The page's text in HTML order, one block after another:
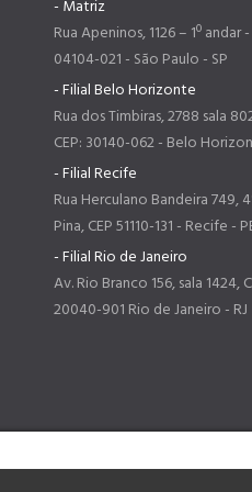
- Matriz
Rua Apeninos, 1126 – 1º andar
04104-021 - São Paulo - SP
- Filial Belo Horizonte
Rua dos Timbiras, 2788 sala
CEP: 30140-062 - Belo
- Filial Recife
Rua Herculano Bandeira 749,
Pina, CEP 51110-131 - Recife -
- Filial Rio de Janeiro
Av. Rio Branco 156, sala 1424,
20040-901 Rio de Janeiro - RJ